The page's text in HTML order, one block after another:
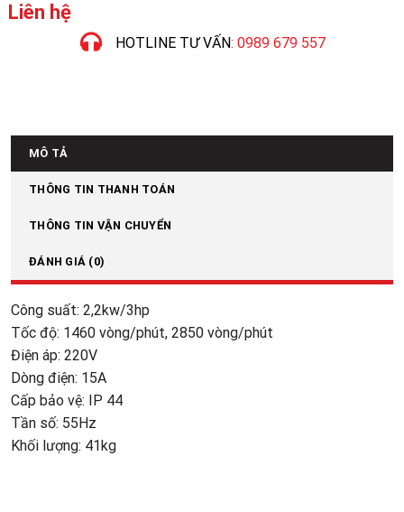
Liên hệ
HOTLINE TƯ VẤN: 0989 679 557
MÔ TẢ
THÔNG TIN THANH TOÁN
THÔNG TIN VẬN CHUYỂN
ĐÁNH GIÁ (0)
Công suất: 2,2kw/3hp
Tốc độ: 1460 vòng/phút, 2850 vòng/phút
Điện áp: 220V
Dòng điện: 15A
Cấp bảo vệ: IP 44
Tần số: 55Hz
Khối lượng: 41kg